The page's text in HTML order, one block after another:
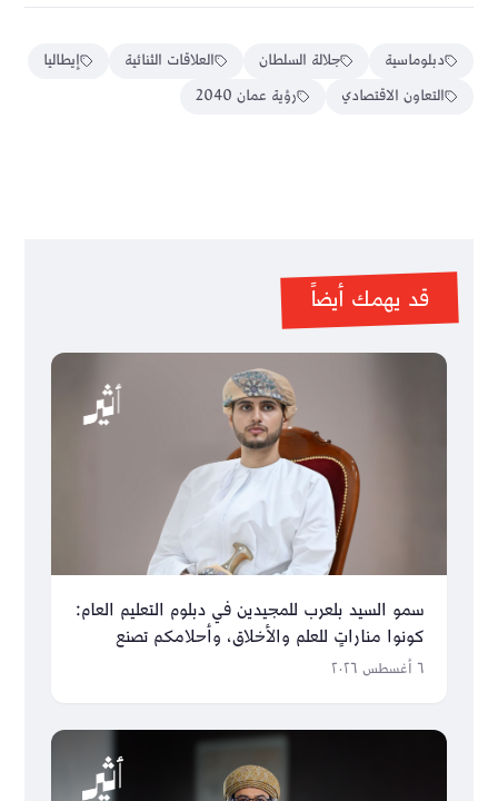
دبلوماسية جلالة السلطان العلاقات الثنائية
إيطاليا
التعاون الاقتصادي
رؤية عمان 2040
قد يهمك أيضاً
سمو السيد بلعرب للمجيدين في دبلوم التعليم العام:
كونوا مناراتٍ للعلم والأخلاق، وأحلامكم تصنع
مستقبل عُمان
٦ أغسطس ٢٠٢٦